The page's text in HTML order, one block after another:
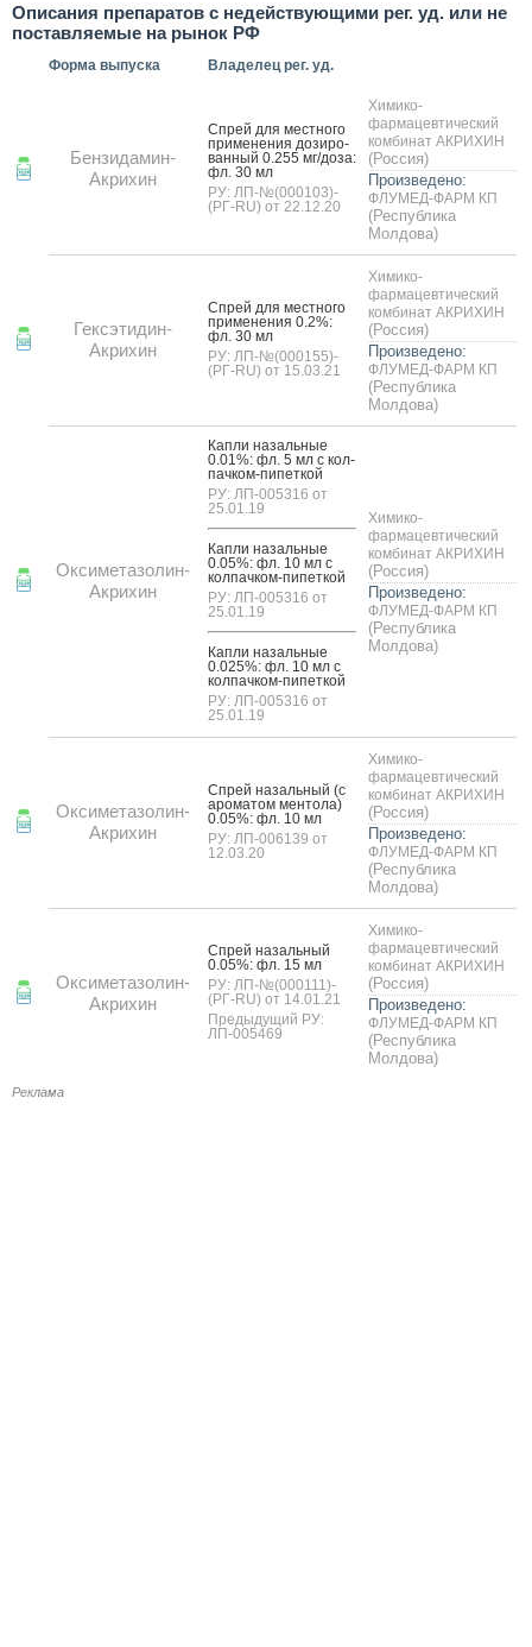
Описания препаратов с недействующими рег. уд. или не
поставляемые на рынок РФ
Форма выпуска Владелец рег. уд.
Бензидамин-
Акрихин
Спрей для мес­тно­го
при­мене­ния до­зиро­
ван­ный 0.255 мг/до­за:
фл. 30 мл
РУ: ЛП-№(000103)-
(РГ-RU) от 22.12.20
Химико-
фармацевтический
комбинат АКРИХИН
(Россия)
Произведено:
ФЛУМЕД-ФАРМ КП
(Республика
Молдова)
Гексэтидин-
Акрихин
Спрей для мес­тно­го
при­мене­ния 0.2%:
фл. 30 мл
РУ: ЛП-№(000155)-
(РГ-RU) от 15.03.21
Химико-
фармацевтический
комбинат АКРИХИН
(Россия)
Произведено:
ФЛУМЕД-ФАРМ КП
(Республика
Молдова)
Оксиметазолин-
Акрихин
Кап­ли на­заль­ные
0.01%: фл. 5 мл с кол­
пачком-пи­пет­кой
РУ: ЛП-005316 от
25.01.19
Кап­ли на­заль­ные
0.05%: фл. 10 мл с
кол­пачком-пи­пет­кой
РУ: ЛП-005316 от
25.01.19
Кап­ли на­заль­ные
0.025%: фл. 10 мл с
кол­пачком-пи­пет­кой
РУ: ЛП-005316 от
25.01.19
Химико-
фармацевтический
комбинат АКРИХИН
(Россия)
Произведено:
ФЛУМЕД-ФАРМ КП
(Республика
Молдова)
Оксиметазолин-
Акрихин
Спрей на­заль­ный (с
аро­матом мен­то­ла)
0.05%: фл. 10 мл
РУ: ЛП-006139 от
12.03.20
Химико-
фармацевтический
комбинат АКРИХИН
(Россия)
Произведено:
ФЛУМЕД-ФАРМ КП
(Республика
Молдова)
Оксиметазолин-
Акрихин
Спрей на­заль­ный
0.05%: фл. 15 мл
РУ: ЛП-№(000111)-
(РГ-RU) от 14.01.21
Предыдущий РУ:
ЛП-005469
Химико-
фармацевтический
комбинат АКРИХИН
(Россия)
Произведено:
ФЛУМЕД-ФАРМ КП
(Республика
Молдова)
Реклама